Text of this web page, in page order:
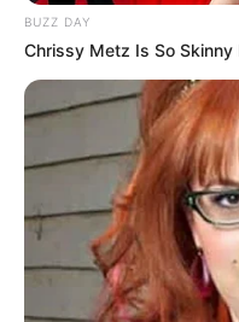
zu ermorden?
Quermania folgen:
BUZZ DAY
Chrissy Metz Is So